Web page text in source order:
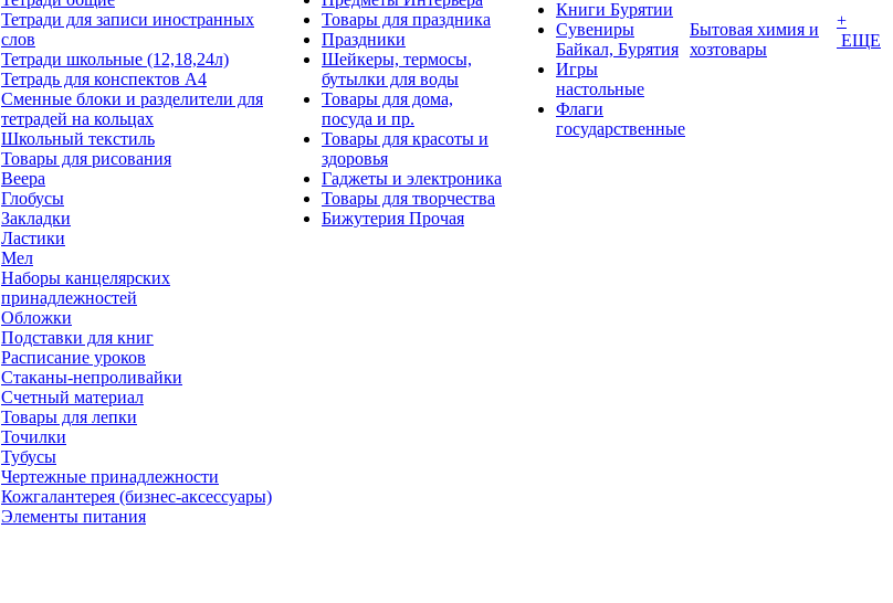
Тетради для записи иностранных
слов
Тетради школьные (12,18,24л)
Тетрадь для конспектов А4
Сменные блоки и разделители для
тетрадей на кольцах
Школьный текстиль
Товары для рисования
Веера
Глобусы
Закладки
Ластики
Мел
Наборы канцелярских
принадлежностей
Обложки
Подставки для книг
Расписание уроков
Стаканы-непроливайки
Счетный материал
Товары для лепки
Точилки
Тубусы
Чертежные принадлежности
Кожгалантерея (бизнес-аксессуары)
Элементы питания
Товары для праздника
Праздники
Шейкеры, термосы,
бутылки для воды
Товары для дома,
посуда и пр.
Товары для красоты и
здоровья
Гаджеты и электроника
Товары для творчества
Бижутерия Прочая
Книги Бурятии
Сувениры
Байкал, Бурятия
Игры
настольные
Флаги
государственные
Бытовая химия и
хозтовары
+
ЕЩЕ